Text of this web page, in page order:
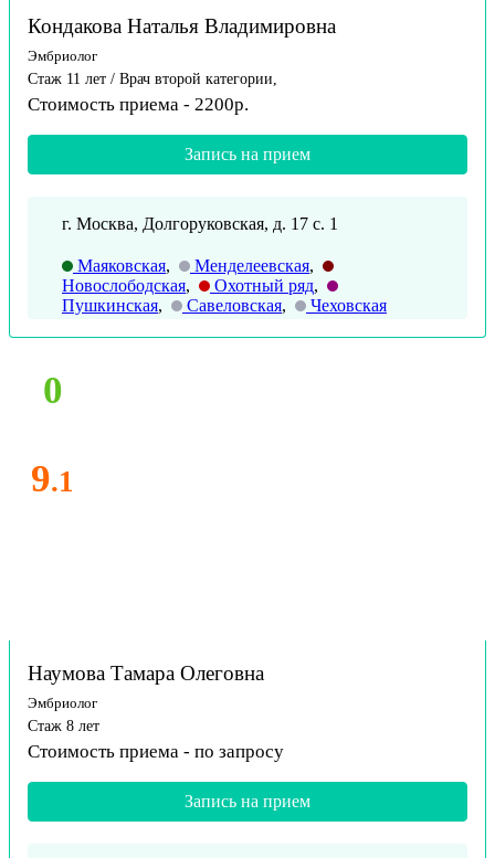
Кондакова Наталья Владимировна
Эмбриолог
Стаж 11 лет / Врач второй категории,
Стоимость приема - 2200р.
Запись на прием
г. Москва, Долгоруковская, д. 17 с. 1
Маяковская, Менделеевская,
Новослободская, Охотный ряд,
Пушкинская, Савеловская, Чеховская
0
9.1
Наумова Тамара Олеговна
Эмбриолог
Стаж 8 лет
Стоимость приема - по запросу
Запись на прием